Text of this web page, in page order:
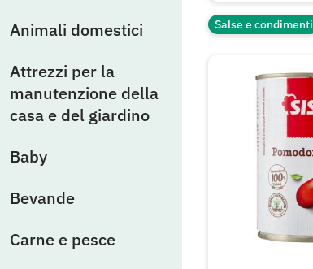
Animali domestici
Attrezzi per la
manutenzione della
casa e del giardino
Baby
Bevande
Carne e pesce
Salse e condimenti